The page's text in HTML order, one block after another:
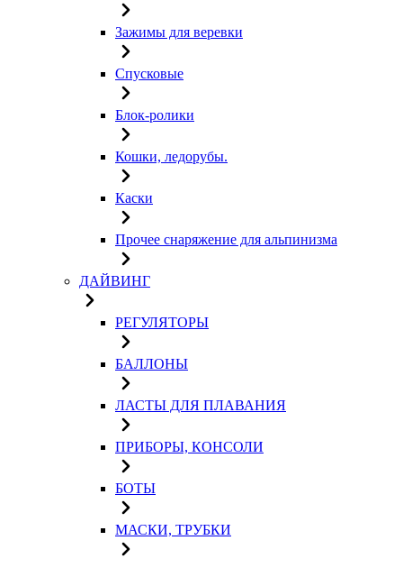
Зажимы для веревки
Спусковые
Блок-ролики
Кошки, ледорубы.
Каски
Прочее снаряжение для альпинизма
ДАЙВИНГ
РЕГУЛЯТОРЫ
БАЛЛОНЫ
ЛАСТЫ ДЛЯ ПЛАВАНИЯ
ПРИБОРЫ, КОНСОЛИ
БОТЫ
МАСКИ, ТРУБКИ